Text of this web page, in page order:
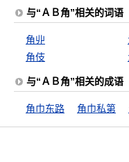
与“ＡＢ角”相关的词语
角丱
角伎
与“ＡＢ角”相关的成语
角巾东路 角巾私第